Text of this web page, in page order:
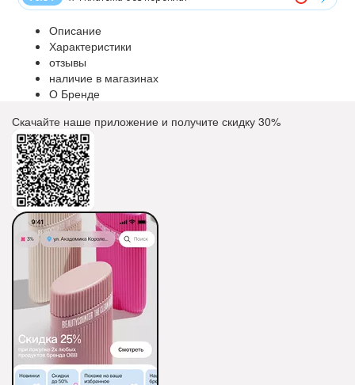
Описание
Характеристики
отзывы
наличие в магазинах
О Бренде
Скачайте наше приложение и получите скидку 30%